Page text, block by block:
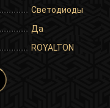
Светодиоды
Да
ROYALTON